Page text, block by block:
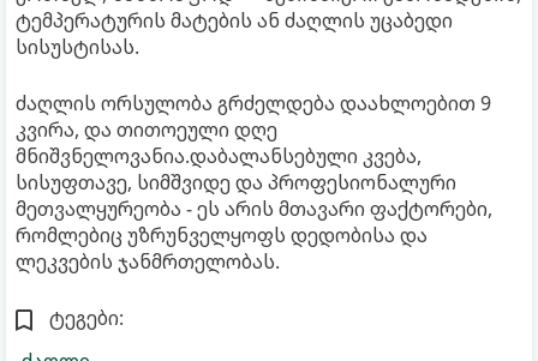
ტემპერატურის მატების ან ძაღლის უცაბედი
სისუსტისას.
ძაღლის ორსულობა გრძელდება დაახლოებით 9
კვირა, და თითოეული დღე
მნიშვნელოვანია.დაბალანსებული კვება,
სისუფთავე, სიმშვიდე და პროფესიონალური
მეთვალყურეობა - ეს არის მთავარი ფაქტორები,
რომლებიც უზრუნველყოფს დედობისა და
ლეკვების ჯანმრთელობას.
ტეგები: